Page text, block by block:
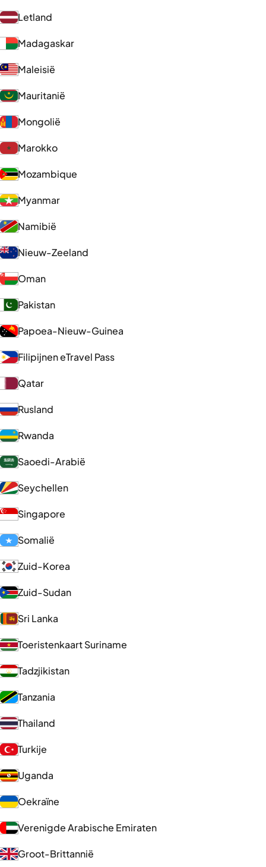
Letland
Madagaskar
Maleisië
Mauritanië
Mongolië
Marokko
Mozambique
Myanmar
Namibië
Nieuw-Zeeland
Oman
Pakistan
Papoea-Nieuw-Guinea
Filipijnen eTravel Pass
Qatar
Rusland
Rwanda
Saoedi-Arabië
Seychellen
Singapore
Somalië
Zuid-Korea
Zuid-Sudan
Sri Lanka
Toeristenkaart Suriname
Tadzjikistan
Tanzania
Thailand
Turkije
Uganda
Oekraïne
Verenigde Arabische Emiraten
Groot-Brittannië